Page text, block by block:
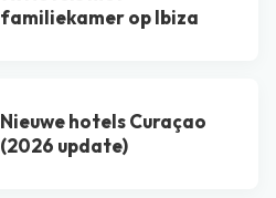
familiekamer op Ibiza
Nieuwe hotels Curaçao
(2026 update)